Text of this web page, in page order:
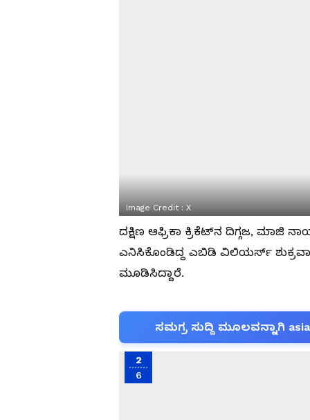
Image Credit : X
ದಕ್ಷಿಣ ಆಫ್ರಿಕಾ ಕ್ರಿಕೆಟ್‌ನ ದಿಗ್ಗಜ, ಮಾಜಿ
ಎನಿಸಿಕೊಂಡಿದ್ದ ಎಬಿಡಿ ವಿಲಿಯರ್ಸ್‌
ಮೂಡಿಸಿದ್ದಾರೆ.
ಸಮಗ್ರ ಸುದ್ದಿ ಮೂಲವನ್ನಾಗಿ
2
6